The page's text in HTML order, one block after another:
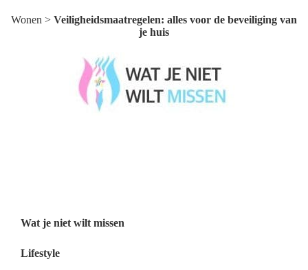
Wonen > Veiligheidsmaatregelen: alles voor de beveiliging van
je huis
Wat je niet wilt missen
Lifestyle